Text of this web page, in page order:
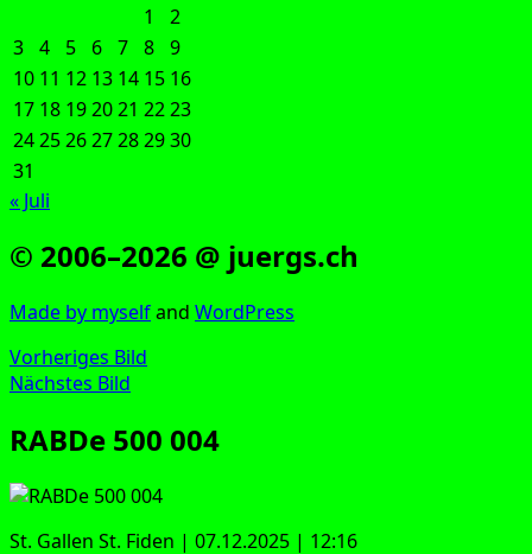
1
2
3 4 5 6 7 8 9
10 11 12 13 14 15 16
17 18 192021 2223
24252627282930
31
« Juli
© 2006–2026 @ juergs.ch
Made by mys­elfand Word­Press
Vorheriges Bild
Nächstes Bild
RABDe 500 004
St. Gal­len St. Fiden | 07.12.2025 | 12:16